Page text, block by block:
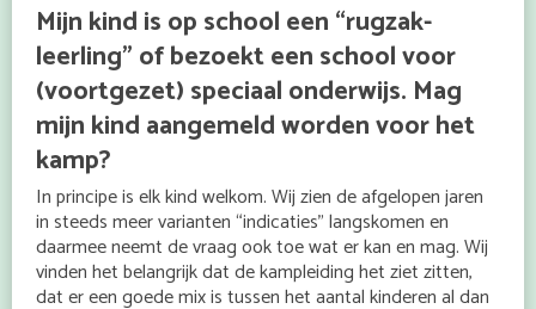
Mijn kind is op school een “rugzak-
leerling” of bezoekt een school voor
(voortgezet) speciaal onderwijs. Mag
mijn kind aangemeld worden voor het
kamp?
In principe is elk kind welkom. Wij zien de afgelopen jaren
in steeds meer varianten “indicaties” langskomen en
daarmee neemt de vraag ook toe wat er kan en mag. Wij
vinden het belangrijk dat de kampleiding het ziet zitten,
dat er een goede mix is tussen het aantal kinderen al dan